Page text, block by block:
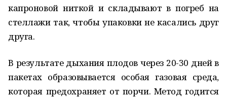
капроновой ниткой и складывают в погреб на
стеллажи так, чтобы упаковки не касались друг
друга.
В результате дыхания плодов через 20-30 дней в
пакетах образовывается особая газовая среда,
которая предохраняет от порчи. Метод годится